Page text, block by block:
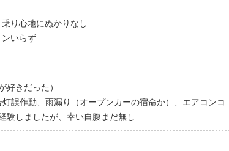
り心地にぬかりなし
いらず
好きだった）
誤作動、雨漏り（オープンカーの宿命か）、エアコンコ
験しましたが、幸い自腹まだ無し